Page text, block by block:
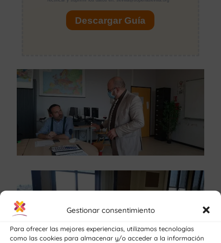
Gestionar consentimiento
Para ofrecer las mejores experiencias, utilizamos tecnologías
como las cookies para almacenar y/o acceder a la información